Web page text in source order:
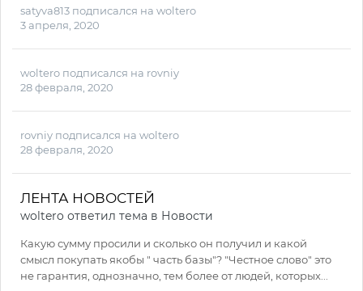
satyva813 подписался на woltero
3 апреля, 2020
woltero подписался на rovniy
28 февраля, 2020
rovniy подписался на woltero
28 февраля, 2020
ЛЕНТА НОВОСТЕЙ
woltero ответил тема в Новости
Какую сумму просили и сколько он получил и какой
смысл покупать якобы " часть базы"? "Честное слово" это
не гарантия, однозначно, тем более от людей, которых...